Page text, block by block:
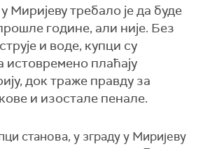
Миријеву требало је да буде
године, али није. Без
и воде, купци су
плаћају
док траже правду за
и изостале пенале.
станова, у зграду у Миријеву